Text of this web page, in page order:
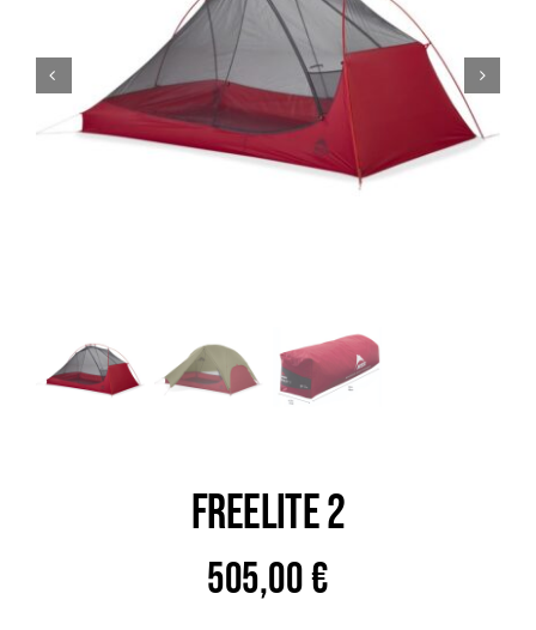
Trail
Escalade / Alpinisme
Bons Plans
FREELITE 2
505,00€